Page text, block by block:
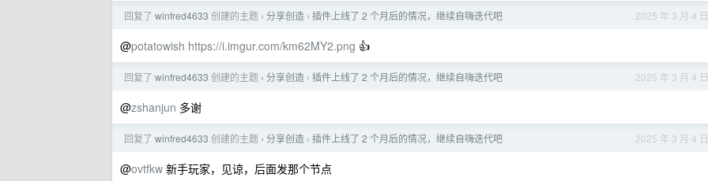
2025 年 3 月 4 日
回复了 winfred4633 创建的主题 › 分享创造 › 插件上线了 2 个月后的情况，继续自嗨迭代吧
@potatowish https://i.imgur.com/km62MY2.png 👍
2025 年 3 月 4 日
回复了 winfred4633 创建的主题 › 分享创造 › 插件上线了 2 个月后的情况，继续自嗨迭代吧
@zshanjun 多谢
2025 年 3 月 4 日
回复了 winfred4633 创建的主题 › 分享创造 › 插件上线了 2 个月后的情况，继续自嗨迭代吧
@ovtfkw 新手玩家，见谅，后面发那个节点